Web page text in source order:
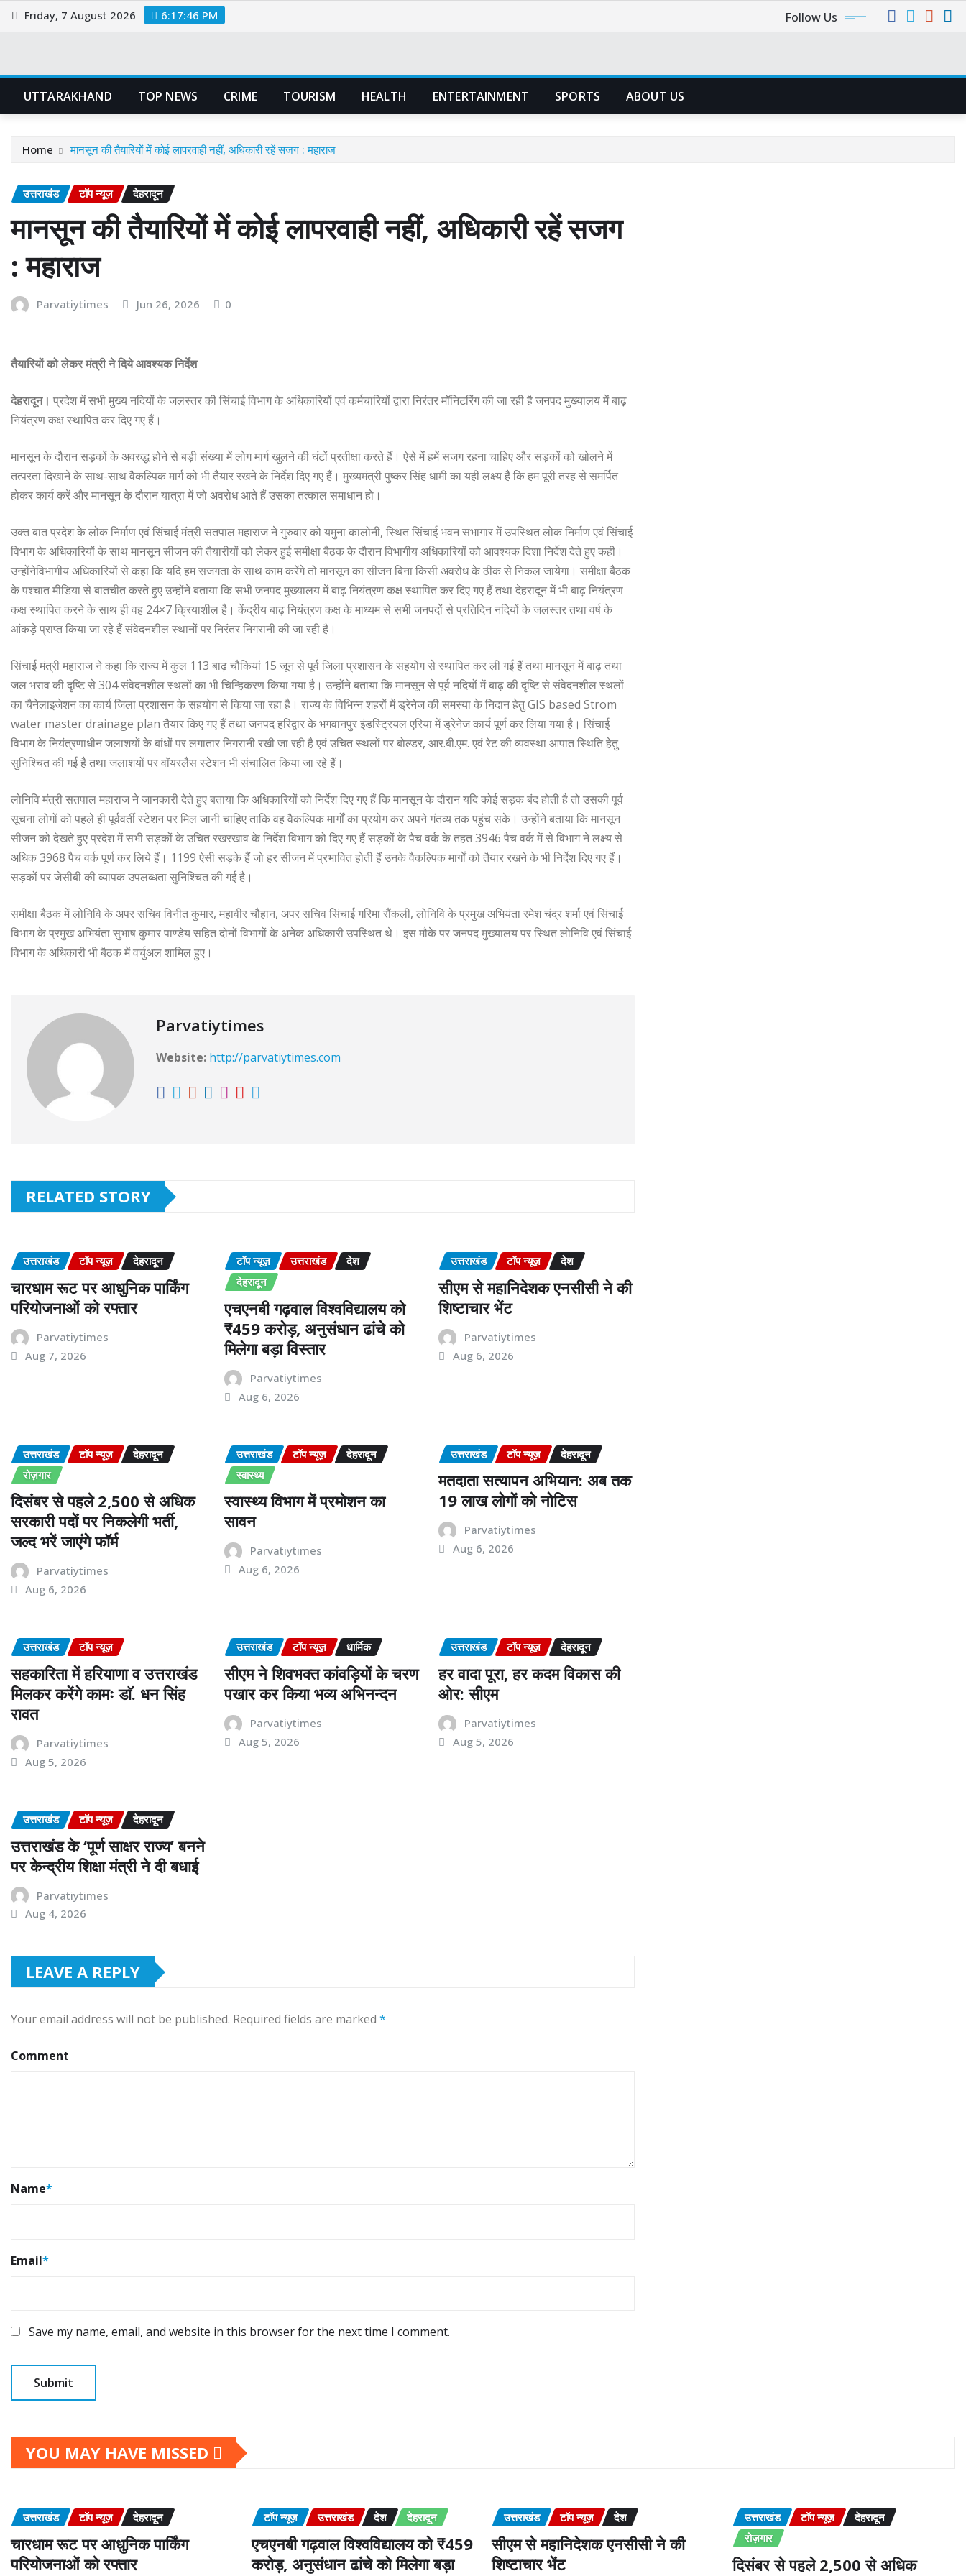
Skip
to
Friday, 7 August 2026 6:17:47 PM Follow Us
UTTARAKHAND TOP NEWS CRIME TOURISM HEALTH ENTERTAINMENT SPORTS ABOUT US
Home मानसून की तैयारियों में कोई लापरवाही नहीं, अधिकारी रहें सजग : महाराज
उत्तराखंड टॉप न्यूज़ देहरादून
मानसून की तैयारियों में कोई लापरवाही नहीं, अधिकारी रहें सजग
: महाराज
Parvatiytimes Jun 26, 2026 0
तैयारियों को लेकर मंत्री ने दिये आवश्यक निर्देश
देहरादून। प्रदेश में सभी मुख्य नदियों के जलस्तर की सिंचाई विभाग के अधिकारियों एवं कर्मचारियों द्वारा निरंतर मॉनिटरिंग की जा रही है जनपद मुख्यालय में बाढ़
नियंत्रण कक्ष स्थापित कर दिए गए हैं।
मानसून के दौरान सड़कों के अवरुद्ध होने से बड़ी संख्या में लोग मार्ग खुलने की घंटों प्रतीक्षा करते हैं। ऐसे में हमें सजग रहना चाहिए और सड़कों को खोलने में
तत्परता दिखाने के साथ-साथ वैकल्पिक मार्ग को भी तैयार रखने के निर्देश दिए गए हैं। मुख्यमंत्री पुष्कर सिंह धामी का यही लक्ष्य है कि हम पूरी तरह से समर्पित
होकर कार्य करें और मानसून के दौरान यात्रा में जो अवरोध आते हैं उसका तत्काल समाधान हो।
उक्त बात प्रदेश के लोक निर्माण एवं सिंचाई मंत्री सतपाल महाराज ने गुरुवार को यमुना कालोनी, स्थित सिंचाई भवन सभागार में उपस्थित लोक निर्माण एवं सिंचाई
विभाग के अधिकारियों के साथ मानसून सीजन की तैयारीयों को लेकर हुई समीक्षा बैठक के दौरान विभागीय अधिकारियों को आवश्यक दिशा निर्देश देते हुए कही।
उन्होंनेविभागीय अधिकारियों से कहा कि यदि हम सजगता के साथ काम करेंगे तो मानसून का सीजन बिना किसी अवरोध के ठीक से निकल जायेगा। समीक्षा बैठक
के पश्चात मीडिया से बातचीत करते हुए उन्होंने बताया कि सभी जनपद मुख्यालय में बाढ़ नियंत्रण कक्ष स्थापित कर दिए गए हैं तथा देहरादून में भी बाढ़ नियंत्रण
कक्ष स्थापित करने के साथ ही वह 24×7 क्रियाशील है। केंद्रीय बाढ़ नियंत्रण कक्ष के माध्यम से सभी जनपदों से प्रतिदिन नदियों के जलस्तर तथा वर्ष के
आंकड़े प्राप्त किया जा रहे हैं संवेदनशील स्थानों पर निरंतर निगरानी की जा रही है।
सिंचाई मंत्री महाराज ने कहा कि राज्य में कुल 113 बाढ़ चौकियां 15 जून से पूर्व जिला प्रशासन के सहयोग से स्थापित कर ली गई हैं तथा मानसून में बाढ़ तथा
जल भराव की दृष्टि से 304 संवेदनशील स्थलों का भी चिन्हिकरण किया गया है। उन्होंने बताया कि मानसून से पूर्व नदियों में बाढ़ की दृष्टि से संवेदनशील स्थलों
का चैनेलाइजेशन का कार्य जिला प्रशासन के सहयोग से किया जा रहा है। राज्य के विभिन्न शहरों में ड्रेनेज की समस्या के निदान हेतु GIS based Strom
water master drainage plan तैयार किए गए हैं तथा जनपद हरिद्वार के भगवानपुर इंडस्ट्रियल एरिया में ड्रेनेज कार्य पूर्ण कर लिया गया है। सिंचाई
विभाग के नियंत्रणाधीन जलाशयों के बांधों पर लगातार निगरानी रखी जा रही है एवं उचित स्थलों पर बोल्डर, आर.बी.एम. एवं रेट की व्यवस्था आपात स्थिति हेतु
सुनिश्चित की गई है तथा जलाशयों पर वॉयरलैस स्टेशन भी संचालित किया जा रहे हैं।
लोनिवि मंत्री सतपाल महाराज ने जानकारी देते हुए बताया कि अधिकारियों को निर्देश दिए गए हैं कि मानसून के दौरान यदि कोई सड़क बंद होती है तो उसकी पूर्व
सूचना लोगों को पहले ही पूर्ववर्ती स्टेशन पर मिल जानी चाहिए ताकि वह वैकल्पिक मार्गों का प्रयोग कर अपने गंतव्य तक पहुंच सके। उन्होंने बताया कि मानसून
सीजन को देखते हुए प्रदेश में सभी सड़कों के उचित रखरखाव के निर्देश विभाग को दिए गए हैं सड़कों के पैच वर्क के तहत 3946 पैच वर्क में से विभाग ने लक्ष्य से
अधिक 3968 पैच वर्क पूर्ण कर लिये हैं। 1199 ऐसी सड़के हैं जो हर सीजन में प्रभावित होती हैं उनके वैकल्पिक मार्गों को तैयार रखने के भी निर्देश दिए गए हैं।
सड़कों पर जेसीबी की व्यापक उपलब्धता सुनिश्चित की गई है।
समीक्षा बैठक में लोनिवि के अपर सचिव विनीत कुमार, महावीर चौहान, अपर सचिव सिंचाई गरिमा रौंकली, लोनिवि के प्रमुख अभियंता रमेश चंद्र शर्मा एवं सिंचाई
विभाग के प्रमुख अभियंता सुभाष कुमार पाण्डेय सहित दोनों विभागों के अनेक अधिकारी उपस्थित थे। इस मौके पर जनपद मुख्यालय पर स्थित लोनिवि एवं सिंचाई
विभाग के अधिकारी भी बैठक में वर्चुअल शामिल हुए।
Parvatiytimes
Website: http://parvatiytimes.com
RELATED STORY
उत्तराखंड टॉप न्यूज़ देहरादून
चारधाम रूट पर आधुनिक पार्किंग
परियोजनाओं को रफ्तार
Parvatiytimes
Aug 7, 2026
टॉप न्यूज़ उत्तराखंड
देश
देहरादून
एचएनबी गढ़वाल विश्वविद्यालय को
₹459 करोड़, अनुसंधान ढांचे को
मिलेगा बड़ा विस्तार
Parvatiytimes
Aug 6, 2026
उत्तराखंड टॉप न्यूज़ देश
सीएम से महानिदेशक एनसीसी ने की
शिष्टाचार भेंट
Parvatiytimes
Aug 6, 2026
उत्तराखंड टॉप न्यूज़
देहरादून
रोज़गार
दिसंबर से पहले 2,500 से अधिक
सरकारी पदों पर निकलेगी भर्ती,
जल्द भरें जाएंगे फॉर्म
Parvatiytimes
Aug 6, 2026
उत्तराखंड टॉप न्यूज़
देहरादून
स्वास्थ्य
स्वास्थ्य विभाग में प्रमोशन का
सावन
Parvatiytimes
Aug 6, 2026
उत्तराखंड टॉप न्यूज़ देहरादून
मतदाता सत्यापन अभियान: अब तक
19 लाख लोगों को नोटिस
Parvatiytimes
Aug 6, 2026
उत्तराखंड टॉप न्यूज़
सहकारिता में हरियाणा व उत्तराखंड
मिलकर करेंगे कामः डाॅ. धन सिंह
रावत
Parvatiytimes
Aug 5, 2026
उत्तराखंड टॉप न्यूज़ धार्मिक
सीएम ने शिवभक्त कांवड़ियों के चरण
पखार कर किया भव्य अभिनन्दन
Parvatiytimes
Aug 5, 2026
उत्तराखंड टॉप न्यूज़ देहरादून
हर वादा पूरा, हर कदम विकास की
ओर: सीएम
Parvatiytimes
Aug 5, 2026
उत्तराखंड टॉप न्यूज़ देहरादून
उत्तराखंड के ‘पूर्ण साक्षर राज्य’ बनने
पर केन्द्रीय शिक्षा मंत्री ने दी बधाई
Parvatiytimes
Aug 4, 2026
LEAVE A REPLY
Your email address will not be published. Required fields are marked *
Comment
Name*
Email*
Save my name, email, and website in this browser for the next time I comment.
YOU MAY HAVE MISSED
उत्तराखंड टॉप न्यूज़ देहरादून
चारधाम रूट पर आधुनिक पार्किंग
परियोजनाओं को रफ्तार
टॉप न्यूज़ उत्तराखंड देश देहरादून
एचएनबी गढ़वाल विश्वविद्यालय को ₹459
करोड़, अनुसंधान ढांचे को मिलेगा बड़ा
उत्तराखंड टॉप न्यूज़ देश
सीएम से महानिदेशक एनसीसी ने की
शिष्टाचार भेंट
उत्तराखंड टॉप न्यूज़
देहरादून
रोज़गार
दिसंबर से पहले 2,500 से अधिक